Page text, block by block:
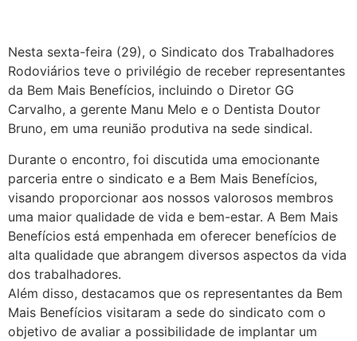
Nesta sexta-feira (29), o Sindicato dos Trabalhadores
Rodoviários teve o privilégio de receber representantes
da Bem Mais Benefícios, incluindo o Diretor GG
Carvalho, a gerente Manu Melo e o Dentista Doutor
Bruno, em uma reunião produtiva na sede sindical.
Durante o encontro, foi discutida uma emocionante
parceria entre o sindicato e a Bem Mais Benefícios,
visando proporcionar aos nossos valorosos membros
uma maior qualidade de vida e bem-estar. A Bem Mais
Benefícios está empenhada em oferecer benefícios de
alta qualidade que abrangem diversos aspectos da vida
dos trabalhadores.
Além disso, destacamos que os representantes da Bem
Mais Benefícios visitaram a sede do sindicato com o
objetivo de avaliar a possibilidade de implantar um